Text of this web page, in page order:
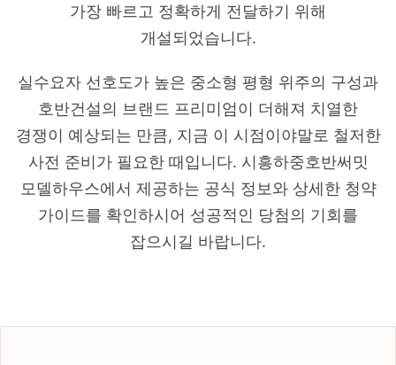
가장 빠르고 정확하게 전달하기 위해
개설되었습니다.
실수요자 선호도가 높은 중소형 평형 위주의 구성과
호반건설의 브랜드 프리미엄이 더해져 치열한
경쟁이 예상되는 만큼, 지금 이 시점이야말로 철저한
사전 준비가 필요한 때입니다. 시흥하중호반써밋
모델하우스에서 제공하는 공식 정보와 상세한 청약
가이드를 확인하시어 성공적인 당첨의 기회를
잡으시길 바랍니다.